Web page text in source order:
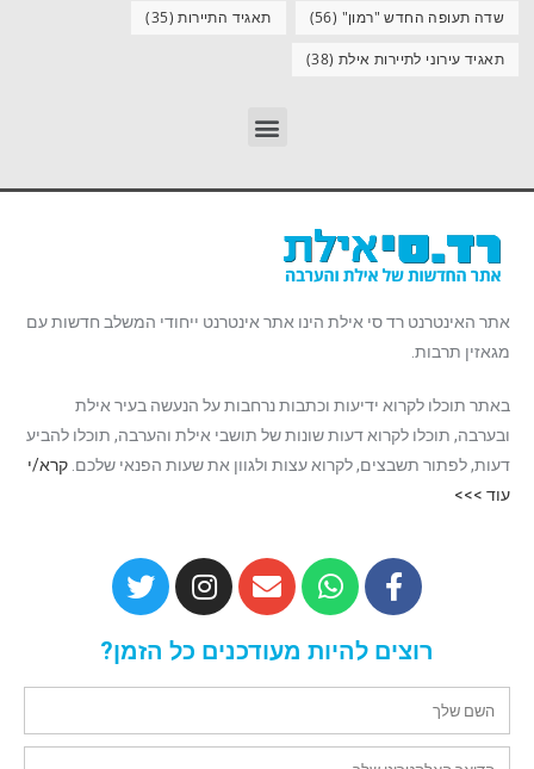
שדה תעופה החדש "רמון" (56) תאגיד התיירות(35)
תאגיד עירוני לתיירות אילת (38)
אתר האינטרנט רד סי אילת הינו אתר אינטרנט ייחודי המשלב חדשות עם
מגאזין תרבות.
באתר תוכלו לקרוא ידיעות וכתבות נרחבות על הנעשה בעיר אילת
ובערבה, תוכלו לקרוא דעות שונות של תושבי אילת והערבה, תוכלו להביע
דעות, לפתור תשבצים, לקרוא עצות ולגוון את שעות הפנאי שלכם. קרא/י
עוד >>>
רוצים להיות מעודכנים כל הזמן?